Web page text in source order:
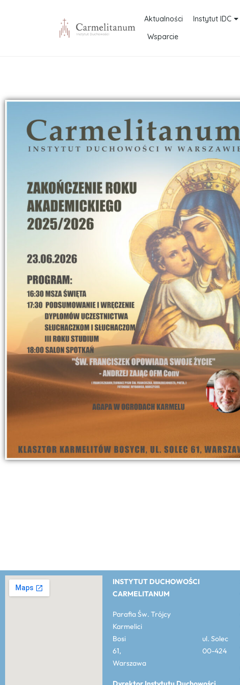
Aktualności Instytut IDC
Wsparcie
INSTYTUT DUCHOWOŚCI
CARMELITANUM
Parafia Św. Trójcy
Karmelici
Bosi ul. Solec
61, 00-424
Warszawa